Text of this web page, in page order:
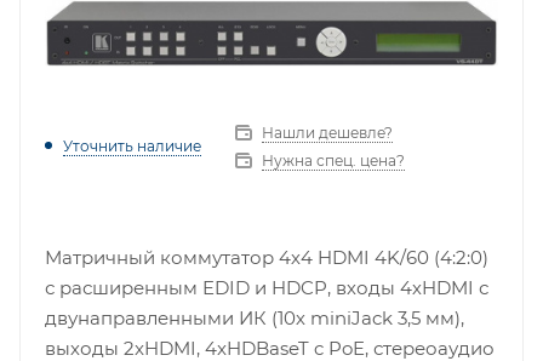
Уточнить наличие
Нашли дешевле?
Нужна спец. цена?
Матричный коммутатор 4х4 HDMI 4K/60 (4:2:0)
с расширенным EDID и HDCP, входы 4хHDMI с
двунаправленными ИК (10х miniJack 3,5 мм),
выходы 2xHDMI, 4xHDBaseT c PoE, стереоаудио